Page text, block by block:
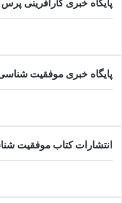
پایگاه خبری کارآفرینی پرس
پایگاه خبری موفقیت
انتشارات کتاب موفقیت